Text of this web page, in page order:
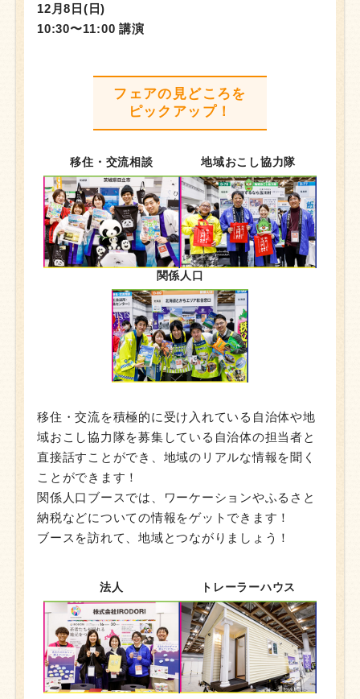
12月8日(日)
10:30〜11:00 講演
フェアの見どころを
ピックアップ！
移住・交流相談 地域おこし協力隊
関係人口
移住・交流を積極的に受け入れている自治体や地
域おこし協力隊を募集している自治体の担当者と
直接話すことができ、地域のリアルな情報を聞く
ことができます！
関係人口ブースでは、ワーケーションやふるさと
納税などについての情報をゲットできます！
ブースを訪れて、地域とつながりましょう！
法人 トレーラーハウス